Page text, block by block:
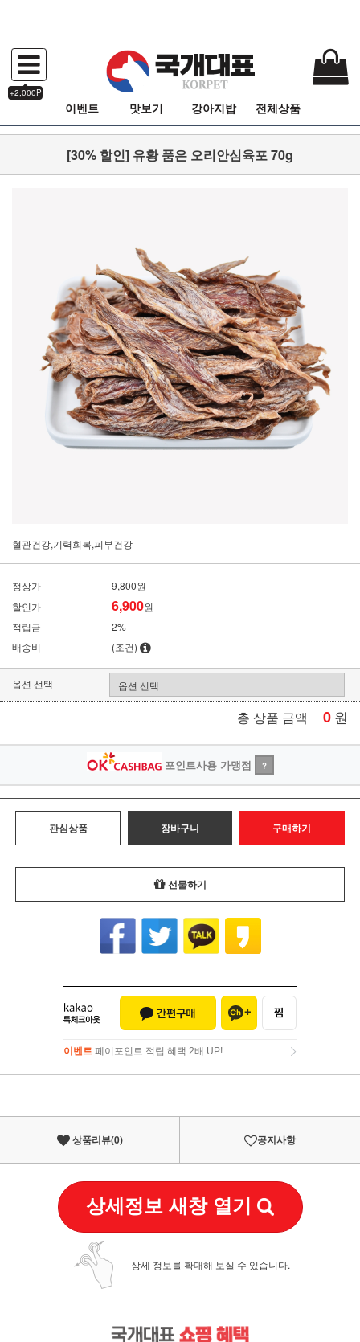
+2,000P
이벤트 맛보기 강아지밥 전체상품
[30% 할인] 유황 품은 오리안심육포 70g
혈관건강,기력회복,피부건강
정상가
9,800원
할인가
6,900원
적립금
2%
배송비
(조건)
옵션 선택
총 상품 금액 0 원
포인트사용 가맹점 ?
관심상품 장바구니 구매하기
선물하기
이벤트 페이포인트 적립 혜택 2배 UP!
이벤트페이포인트 적립 혜택 2배 UP!
상품리뷰(0) 공지사항
상세정보 새창 열기
상세 정보를 확대해 보실 수 있습니다.